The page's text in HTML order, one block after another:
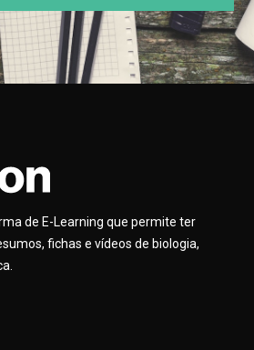
de E-Learning que permite ter
fichas e vídeos de biologia,